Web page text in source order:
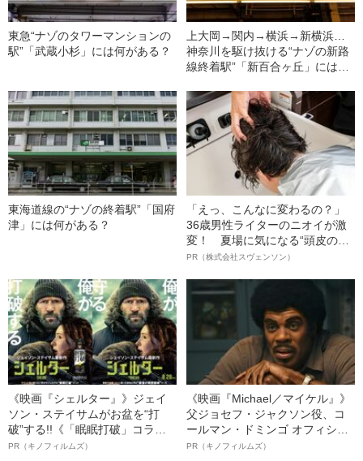
東急“ナゾのタワーマンションの
駅”「武蔵小杉」には何がある？
上大岡→関内→横浜→新横浜…
神奈川を駆け抜ける“ナゾの新路
線終着駅”「新百合ヶ丘」には何
東海道線の“ナゾの終着駅”「国府
津」には何がある？
「えっ、こんなに変わるの？」
36歳男性ライターのニオイが激
変！ 夏場に気になる“頭皮のニ
オイ”や“ベタつき”を解消す
ト”が生み出した徹底ケアとは
PR（株式会社スヴェンソン）
《映画『シェルター』》ジェイ
ソン・ステイサムがお盆を“打
破”する!!《「眠眠打破」コラ
ボ》
PR（キノフィルムズ）
《映画『Michael／マイケル』》
父ジョセフ・ジャクソン役、コ
ールマン・ドミンゴ オフィシャ
ルインタビュー“観客を魅了した
PR（キノフィルムズ）